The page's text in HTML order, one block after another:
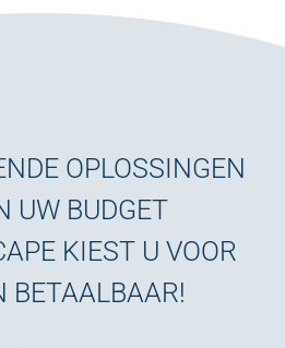
OPLOSSINGEN
UW BUDGET
KIEST U VOOR
BETAALBAAR!